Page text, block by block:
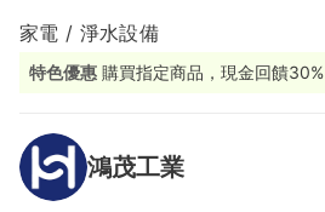
家電 / 淨水設備
特色優惠 購買指定商品，現金回饋30%
鴻茂工業